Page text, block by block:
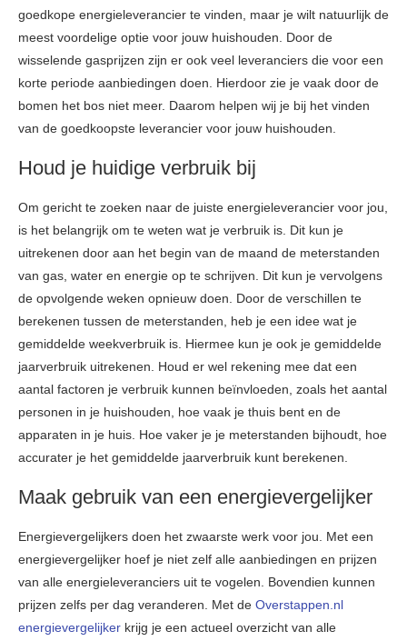
goedkope energieleverancier te vinden, maar je wilt natuurlijk de
meest voordelige optie voor jouw huishouden. Door de
wisselende gasprijzen zijn er ook veel leveranciers die voor een
korte periode aanbiedingen doen. Hierdoor zie je vaak door de
bomen het bos niet meer. Daarom helpen wij je bij het vinden
van de goedkoopste leverancier voor jouw huishouden.
Houd je huidige verbruik bij
Om gericht te zoeken naar de juiste energieleverancier voor jou,
is het belangrijk om te weten wat je verbruik is. Dit kun je
uitrekenen door aan het begin van de maand de meterstanden
van gas, water en energie op te schrijven. Dit kun je vervolgens
de opvolgende weken opnieuw doen. Door de verschillen te
berekenen tussen de meterstanden, heb je een idee wat je
gemiddelde weekverbruik is. Hiermee kun je ook je gemiddelde
jaarverbruik uitrekenen. Houd er wel rekening mee dat een
aantal factoren je verbruik kunnen beïnvloeden, zoals het aantal
personen in je huishouden, hoe vaak je thuis bent en de
apparaten in je huis. Hoe vaker je je meterstanden bijhoudt, hoe
accurater je het gemiddelde jaarverbruik kunt berekenen.
Maak gebruik van een energievergelijker
Energievergelijkers doen het zwaarste werk voor jou. Met een
energievergelijker hoef je niet zelf alle aanbiedingen en prijzen
van alle energieleveranciers uit te vogelen. Bovendien kunnen
prijzen zelfs per dag veranderen. Met de Overstappen.nl
energievergelijker krijg je een actueel overzicht van alle